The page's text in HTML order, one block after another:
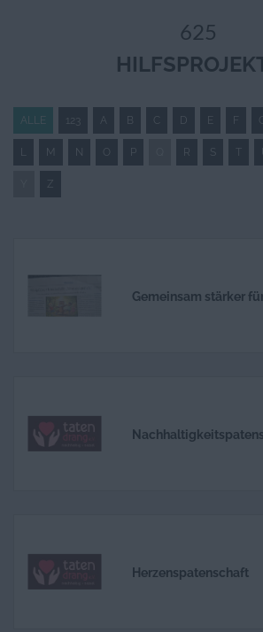
625
ALLE 123 A B C D
M N O P R S
Z
Gemeinsam stärker
Herzenspatenschaft